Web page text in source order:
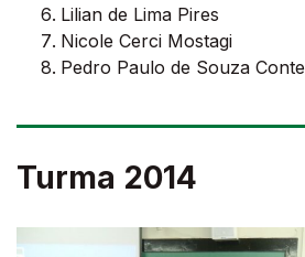
Lilian de Lima Pires
Nicole Cerci Mostagi
Pedro Paulo de Souza Conte
Turma 2014